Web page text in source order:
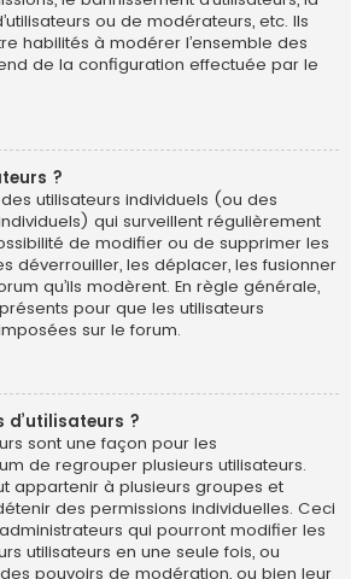
ou de modérateurs, etc. Ils
habilités à modérer l’ensemble des
de la configuration effectuée par le
?
utilisateurs individuels (ou des
qui surveillent régulièrement
de modifier ou de supprimer les
déverrouiller, les déplacer, les fusionner
qu’ils modèrent. En règle générale,
pour que les utilisateurs
sur le forum.
d’utilisateurs ?
sont une façon pour les
de regrouper plusieurs utilisateurs.
appartenir à plusieurs groupes et
des permissions individuelles. Ceci
qui pourront modifier les
utilisateurs en une seule fois, ou
pouvoirs de modération, ou bien leur